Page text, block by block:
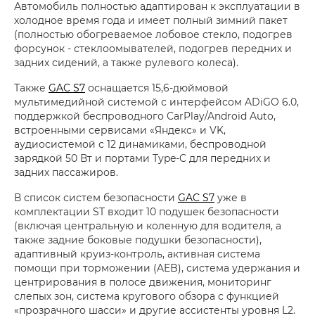
Автомобиль полностью адаптирован к эксплуатации в
холодное время года и имеет полный зимний пакет
(полностью обогреваемое лобовое стекло, подогрев
форсунок - стеклоомывателей, подогрев передних и
задних сидений, а также рулевого колеса).
Также GAC S7 оснащается 15,6-дюймовой
мультимедийной системой с интерфейсом ADiGO 6.0,
поддержкой беспроводного CarPlay/Android Auto,
встроенными сервисами «Яндекс» и VK,
аудиосистемой с 12 динамиками, беспроводной
зарядкой 50 Вт и портами Type-C для передних и
задних пассажиров.
В список систем безопасности GAC S7 уже в
комплектации ST входит 10 подушек безопасности
(включая центральную и коленную для водителя, а
также задние боковые подушки безопасности),
адаптивный круиз-контроль, активная система
помощи при торможении (AEB), система удержания и
центрирования в полосе движения, мониторинг
слепых зон, система кругового обзора с функцией
«прозрачного шасси» и другие ассистенты уровня L2.